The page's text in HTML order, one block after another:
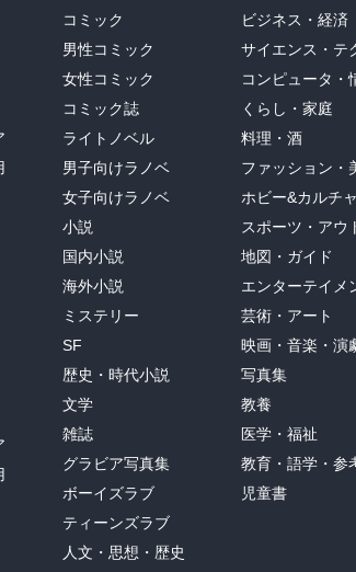
コミック
男性コミック
女性コミック
コミック誌
ライトノベル
男子向けラノベ
女子向けラノベ
小説
国内小説
海外小説
ミステリー
SF
歴史・時代小説
文学
雑誌
グラビア写真集
ボーイズラブ
ティーンズラブ
人文・思想・歴史
ビジネス・経済
サイエンス・テ
コンピュータ・
くらし・家庭
料理・酒
ファッション・
ホビー&カルチ
スポーツ・アウ
地図・ガイド
エンターテイメ
芸術・アート
映画・音楽・演
写真集
教養
医学・福祉
教育・語学・参
児童書